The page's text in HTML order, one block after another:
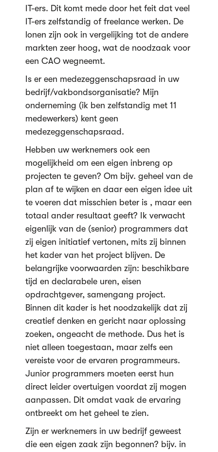
IT-ers. Dit komt mede door het feit dat veel
IT-ers zelfstandig of freelance werken. De
lonen zijn ook in vergelijking tot de andere
markten zeer hoog, wat de noodzaak voor
een CAO wegneemt.
Is er een medezeggenschapsraad in uw
bedrijf/vakbondsorganisatie? Mijn
onderneming (ik ben zelfstandig met 11
medewerkers) kent geen
medezeggenschapsraad.
Hebben uw werknemers ook een
mogelijkheid om een eigen inbreng op
projecten te geven? Om bijv. geheel van de
plan af te wijken en daar een eigen idee uit
te voeren dat misschien beter is , maar een
totaal ander resultaat geeft? Ik verwacht
eigenlijk van de (senior) programmers dat
zij eigen initiatief vertonen, mits zij binnen
het kader van het project blijven. De
belangrijke voorwaarden zijn: beschikbare
tijd en declarabele uren, eisen
opdrachtgever, samengang project.
Binnen dit kader is het noodzakelijk dat zij
creatief denken en gericht naar oplossing
zoeken, ongeacht de methode. Dus het is
niet alleen toegestaan, maar zelfs een
vereiste voor de ervaren programmeurs.
Junior programmers moeten eerst hun
direct leider overtuigen voordat zij mogen
aanpassen. Dit omdat vaak de ervaring
ontbreekt om het geheel te zien.
Zijn er werknemers in uw bedrijf geweest
die een eigen zaak zijn begonnen? bijv. in